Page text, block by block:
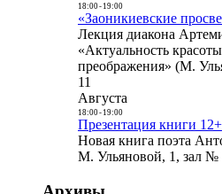
18:00- 19:00
«Заоникиевские
Лекция диакона
«Актуальность
преображения» (М.
11
Августа
18:00- 19:00
Презентация книги 12+
Новая книга поэта
М. Ульяновой, 1, зал №